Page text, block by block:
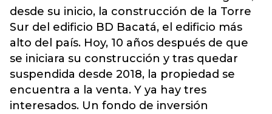
desde su inicio, la construcción de la Torre
Sur del edificio BD Bacatá, el edificio más
alto del país. Hoy, 10 años después de que
se iniciara su construcción y tras quedar
suspendida desde 2018, la propiedad se
encuentra a la venta. Y ya hay tres
interesados. Un fondo de inversión